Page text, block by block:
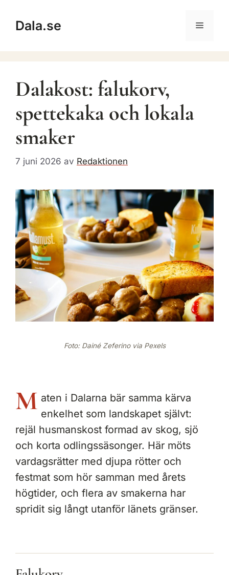
Dala.se Meny
Dalakost: falukorv,
spettekaka och lokala
smaker
7 juni 2026 av Redaktionen
Foto: Dainé Zeferino via Pexels
M aten i Dalarna bär samma kärva
enkelhet som landskapet självt:
rejäl husmanskost formad av skog, sjö
och korta odlingssäsonger. Här möts
vardagsrätter med djupa rötter och
festmat som hör samman med årets
högtider, och flera av smakerna har
spridit sig långt utanför länets gränser.